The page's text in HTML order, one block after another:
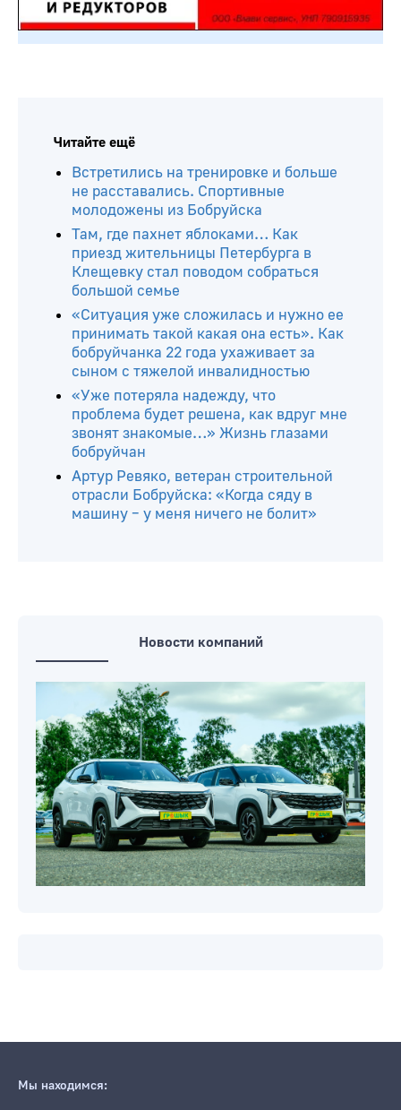
Читайте ещё
Встретились на тренировке и больше
не расставались. Спортивные
молодожены из Бобруйска
Там, где пахнет яблоками… Как
приезд жительницы Петербурга в
Клещевку стал поводом собраться
большой семье
«Ситуация уже сложилась и нужно ее
принимать такой какая она есть». Как
бобруйчанка 22 года ухаживает за
сыном с тяжелой инвалидностью
«Уже потеряла надежду, что
проблема будет решена, как вдруг мне
звонят знакомые…» Жизнь глазами
бобруйчан
Артур Ревяко, ветеран строительной
отрасли Бобруйска: «Когда сяду в
машину – у меня ничего не болит»
Новости компаний
Мы находимся: